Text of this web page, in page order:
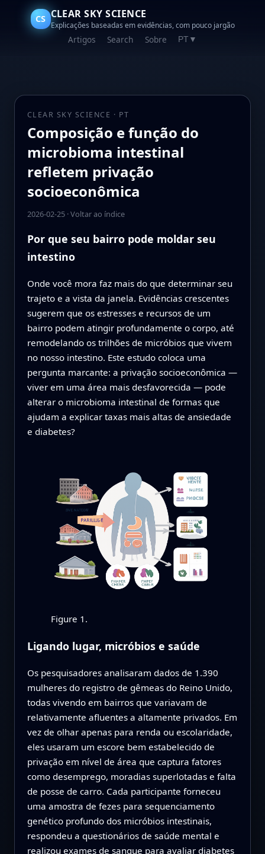
CS CLEAR SKY SCIENCE
Explicações baseadas em evidências, com pouco jargão
Artigos Search Sobre PT ▼
CLEAR SKY SCIENCE · PT
Composição e função do
microbioma intestinal
refletem privação
socioeconômica
2026-02-25·Voltar ao índice
Por que seu bairro pode moldar seu
intestino
Onde você mora faz mais do que determinar seu
trajeto e a vista da janela. Evidências crescentes
sugerem que os estresses e recursos de um
bairro podem atingir profundamente o corpo, até
remodelando os trilhões de micróbios que vivem
no nosso intestino. Este estudo coloca uma
pergunta marcante: a privação socioeconômica —
viver em uma área mais desfavorecida — pode
alterar o microbioma intestinal de formas que
ajudam a explicar taxas mais altas de ansiedade
e diabetes?
Figure 1.
Ligando lugar, micróbios e saúde
Os pesquisadores analisaram dados de 1.390
mulheres do registro de gêmeas do Reino Unido,
todas vivendo em bairros que variavam de
relativamente afluentes a altamente privados. Em
vez de olhar apenas para renda ou escolaridade,
eles usaram um escore bem estabelecido de
privação em nível de área que captura fatores
como desemprego, moradias superlotadas e falta
de posse de carro. Cada participante forneceu
uma amostra de fezes para sequenciamento
genético profundo dos micróbios intestinais,
respondeu a questionários de saúde mental e
realizou exames de sangue para avaliar diabetes